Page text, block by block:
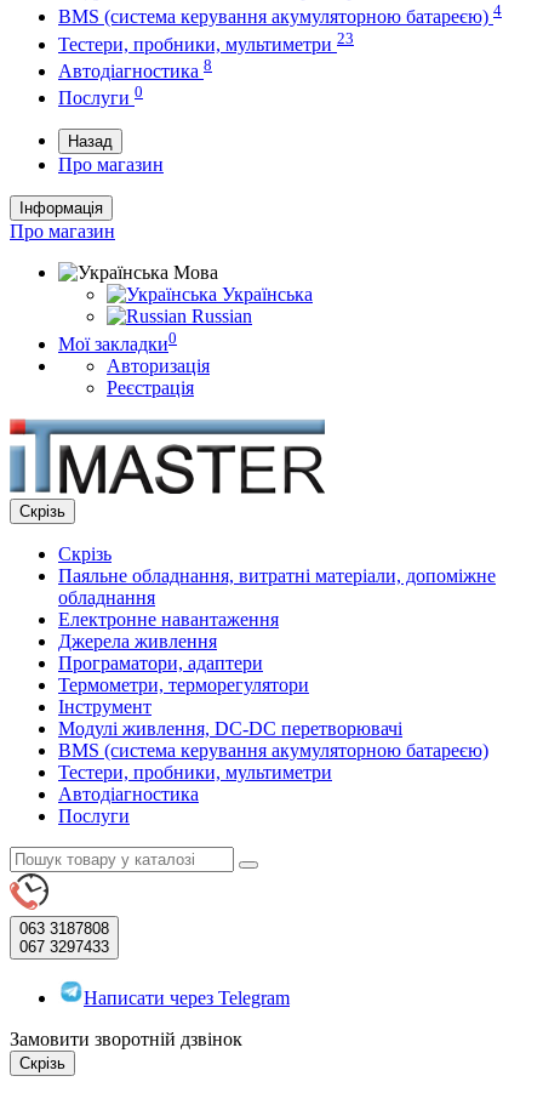
BMS (система керування акумуляторною батареєю) 4
Тестери, пробники, мультиметри 23
Автодіагностика 8
Послуги 0
Назад
Про магазин
Інформація
Про магазин
Мова
Українська
Russian
Мої закладки0
Авторизація
Реєстрація
Скрізь
Скрізь
Паяльне обладнання, витратні матеріали, допоміжне
обладнання
Електронне навантаження
Джерела живлення
Програматори, адаптери
Термометри, терморегулятори
Інструмент
Модулі живлення, DC-DC перетворювачі
BMS (система керування акумуляторною батареєю)
Тестери, пробники, мультиметри
Автодіагностика
Послуги
063 3187808
067 3297433
Написати через Telegram
Замовити зворотній дзвінок
Скрізь